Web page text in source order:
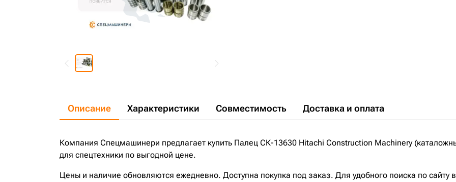
Описание Характеристики Совместимость Доставка и оплата
Компания Спецмашинери предлагает купить Палец СК-13630 Hitachi Construction Machinery
для спецтехники по выгодной цене.
Цены и наличие обновляются ежедневно. Доступна покупка под заказ. Для удобного поиска по сайту